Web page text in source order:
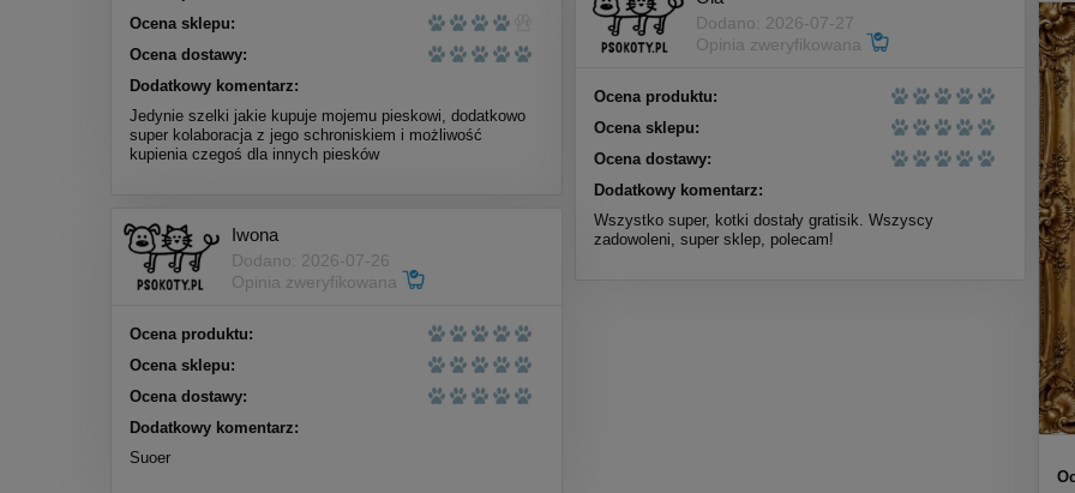
Ocena sklepu:
Ocena dostawy:
Dodatkowy komentarz:
Jedynie szelki jakie kupuje mojemu pieskowi, dodatkowo
super kolaboracja z jego schroniskiem i możliwość
kupienia czegoś dla innych piesków
Dodano: 2026-07-27
Opinia zweryfikowana
Ocena produktu:
Ocena sklepu:
Ocena dostawy:
Dodatkowy komentarz:
Wszystko super, kotki dostały gratisik. Wszyscy
zadowoleni, super sklep, polecam!
Iwona
Dodano: 2026-07-26
Opinia zweryfikowana
Ocena produktu:
Ocena sklepu:
Ocena dostawy:
Dodatkowy komentarz:
Suoer